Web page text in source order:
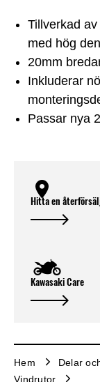
Tillverkad
med hög
20mm
Inkluderar
Passar nya
Hitta en
Kawasaki Care
Hem Delar
Vindrutor